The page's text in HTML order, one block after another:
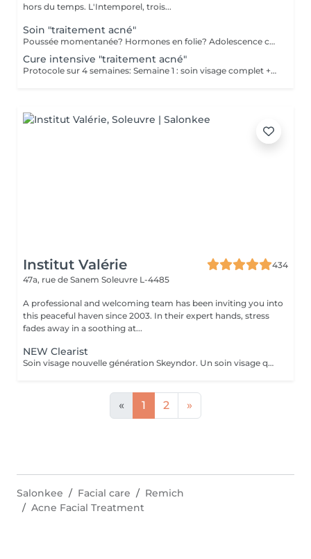
hors du temps. L'Intemporel, trois...
Soin "traitement acné"
Poussée momentanée? Hormones en folie? Adolescence compliquée? Ce soin est pour vous. Le soin visage complet comprend un nettoyage en profondeur de la peau avec vapeur et extraction des comédons, un léger massage suivi de 20' de traitement LED et un masque apaisant ou purifiant. Le soin flash est conseillé en entretien suite à un soin complet, entre 2 soins par exemple ou si acné plus tenace. Il comprend un nettoyage du visage, un léger massage et le traitement LED 20'. Pourquoi la LED? La puissance de la lumière LED bleue agit rapidement et efficacement pour éliminer l'acné, les imperfections et l'inflammation existantes, sans dessécher la peau. Elle régule également la production de sébum pour prévenir de futures éruptions cutanées, laissant votre peau claire, saine et lisse.
Cure intensive "traitement acné"
Protocole sur 4 semaines: Semaine 1 : soin visage complet + un soin flash (espacé de 2 jours minimum) Semaine 2 / 3 et 4 : 2 soins flash (espacé de 2 jours minimum) Descriptif complet voir "Soin traitement acné"
Institut Valérie
434
47a, rue de Sanem Soleuvre L-4485
A professional and welcoming team has been inviting you into
this peaceful haven since 2003. In their expert hands, stress
fades away in a soothing at...
NEW Clearist
Soin visage nouvelle génération Skeyndor. Un soin visage qui va mattifier, resserer les pores et nettoyer en profondeur. Il va équilibrer la production de sébum. Idéal pour peaux épaisses, pores dilatées, mixte et/ou grasse à tendance acnéique.
« 1 2 »
Salonkee Facial care
Remich
Acne Facial Treatment